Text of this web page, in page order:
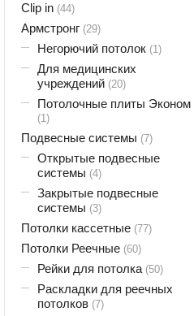
Clip in (44)
Армстронг (29)
Негорючий потолок (1)
Для медицинских
учреждений (20)
Потолочные плиты Эконом
(1)
Подвесные системы (7)
Открытые подвесные
системы (4)
Закрытые подвесные
системы (3)
Потолки кассетные (77)
Потолки Реечные (60)
Рейки для потолка (50)
Раскладки для реечных
потолков (7)